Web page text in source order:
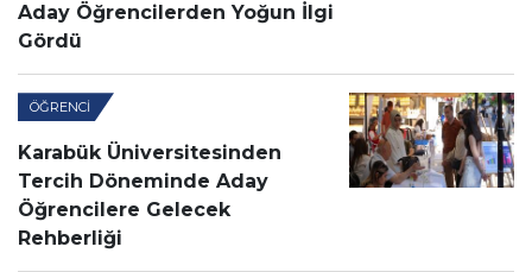
Aday Öğrencilerden Yoğun İlgi
Gördü
ÖĞRENCI
Karabük Üniversitesinden
Tercih Döneminde Aday
Öğrencilere Gelecek
Rehberliği